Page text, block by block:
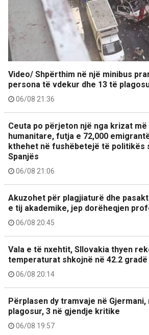
Video/ Shpërthim në një minibus
persona të vdekur dhe 13 të
06/08 21:36
Ceuta po përjeton një nga krizat
humanitare, futja e 72,000
kthehet në fushëbetejë të politikës
Spanjës
06/08 21:06
Akuzohet për plagjiaturë dhe
e tij akademike, jep dorëheqjen
06/08 20:45
Vala e të nxehtit, Sllovakia thyen
temperaturat shkojnë në 42.2 gradë
06/08 20:14
Përplasen dy tramvaje në Gjermani,
plagosur, 3 në gjendje kritike
06/08 19:57